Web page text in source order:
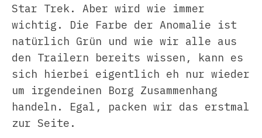
Star Trek. Aber wird wie immer
wichtig. Die Farbe der Anomalie ist
natürlich Grün und wie wir alle aus
den Trailern bereits wissen, kann es
sich hierbei eigentlich eh nur wieder
um irgendeinen Borg Zusammenhang
handeln. Egal, packen wir das erstmal
zur Seite.